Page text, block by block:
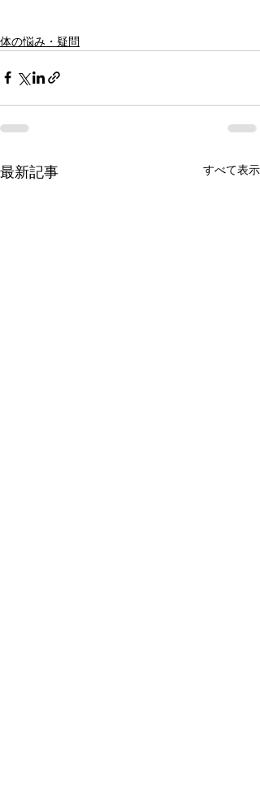
体の悩み・疑問
最新記事 すべて表示